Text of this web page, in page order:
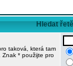
Hledat
taková, která tam
Znak * použijte pro